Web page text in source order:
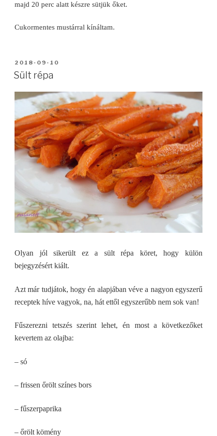
majd 20 perc alatt készre sütjük őket.
Cukormentes mustárral kínáltam.
BEKÜLDVE:
2018-09-10
Sült répa
Olyan jól sikerült ez a sült répa köret, hogy külön
bejegyzésért kiált.
Azt már tudjátok, hogy én alapjában véve a nagyon egyszerű
receptek híve vagyok, na, hát ettől egyszerűbb nem sok van!
Fűszerezni tetszés szerint lehet, én most a következőket
kevertem az olajba:
– só
– frissen őrölt színes bors
– fűszerpaprika
– őrölt kömény